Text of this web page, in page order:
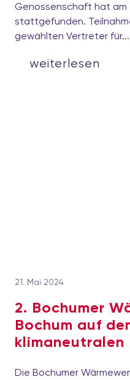
Genossenschaft hat am
stattgefunden.
gewählten Vertreter für...
weiterlesen
21. Mai 2024
2. Bochumer
Bochum auf
klimaneutralen
Die Bochumer